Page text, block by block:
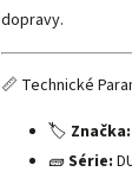
dopravy.
📏 Technické
🏷️ Značka:
🧱Série: